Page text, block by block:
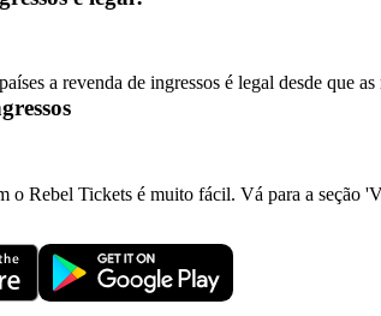
a revenda de ingressos é legal desde que
o Rebel Tickets é muito fácil. Vá para a seção